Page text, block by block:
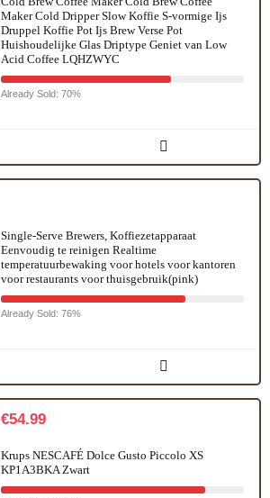
Maker Cold Dripper Slow Koffie S-vormige Ijs
Druppel Koffie Pot Ijs Brew Verse Pot
Huishoudelijke Glas Driptype Geniet van Low
Acid Coffee LQHZWYC
Already Sold: 70%
Single-Serve Brewers, Koffiezetapparaat
Eenvoudig te reinigen Realtime
temperatuurbewaking voor hotels voor kantoren
voor restaurants voor thuisgebruik(pink)
Already Sold: 76%
€54.99
Krups NESCAFÉ Dolce Gusto Piccolo XS
KP1A3BKA Zwart